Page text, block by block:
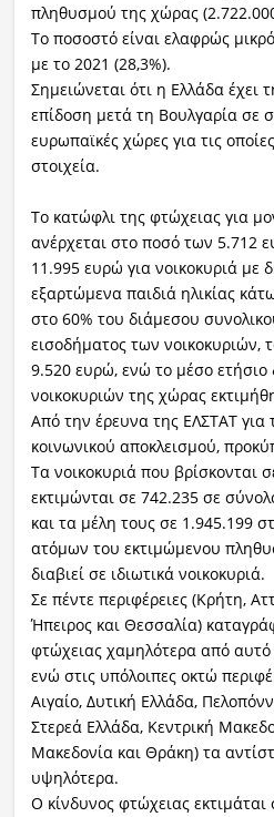
πληθυσμού της χώρας
Το ποσοστό είναι ελαφρώς
με το 2021 (28,3%).
Σημειώνεται ότι η Ελλάδα έχει
επίδοση μετά τη Βουλγαρία σε
ευρωπαϊκές χώρες για τις
στοιχεία.
Το κατώφλι της φτώχειας για
ανέρχεται στο ποσό των 5.712
11.995 ευρώ για νοικοκυριά με
εξαρτώμενα παιδιά ηλικίας
στο 60% του διάμεσου
εισοδήματος των νοικοκυριών,
9.520 ευρώ, ενώ το μέσο ετήσιο
νοικοκυριών της χώρας
Από την έρευνα της ΕΛΣΤΑΤ για
κοινωνικού αποκλεισμού,
Τα νοικοκυριά που βρίσκονται
εκτιμώνται σε 742.235 σε
και τα μέλη τους σε 1.945.199
ατόμων του εκτιμώμενου
διαβιεί σε ιδιωτικά νοικοκυριά.
Σε πέντε περιφέρειες (Κρήτη,
Ήπειρος και Θεσσαλία)
φτώχειας χαμηλότερα από
ενώ στις υπόλοιπες οκτώ
Αιγαίο, Δυτική Ελλάδα,
Στερεά Ελλάδα, Κεντρική
Μακεδονία και Θράκη) τα
υψηλότερα.
Ο κίνδυνος φτώχειας